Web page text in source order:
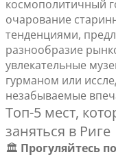
космополитичный
очарование
тенденциями,
разнообразие
увлекательные
гурманом или
незабываемые
Топ-5 мест,
заняться в Риге
🏛️ Прогуляйтесь